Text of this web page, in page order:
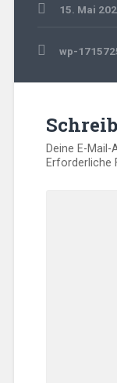
15. Mai
wp-
Deine E-
Erforderliche